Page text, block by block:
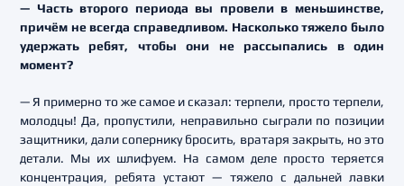
— Часть второго периода вы провели в меньшинстве,
причём не всегда справедливом. Насколько тяжело было
удержать ребят, чтобы они не рассыпались в один
момент?
— Я примерно то же самое и сказал: терпели, просто терпели,
молодцы! Да, пропустили, неправильно сыграли по позиции
защитники, дали сопернику бросить, вратаря закрыть, но это
детали. Мы их шлифуем. На самом деле просто теряется
концентрация, ребята устают — тяжело с дальней лавки